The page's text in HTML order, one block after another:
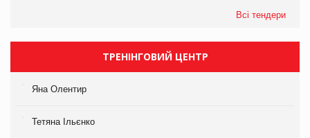
Всі тендери
ТРЕНІНГОВИЙ ЦЕНТР
Яна Олентир
Тетяна Ільєнко